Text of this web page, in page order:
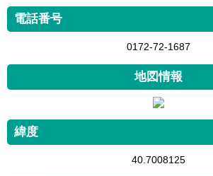
電話番号
0172-72-1687
地図情報
緯度
40.7008125